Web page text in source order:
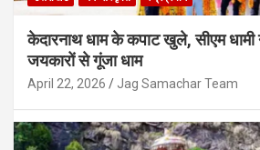
केदारनाथ धाम के कपाट खुले, सीएम धामी
जयकारों से गूंजा धाम
April 22, 2026 Jag Samachar Team